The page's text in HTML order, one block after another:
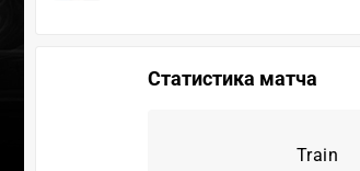
Статистика матча
Train